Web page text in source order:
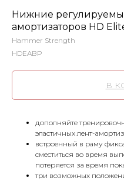
Нижние
амортизаторов HD
Hammer Strength
HDEABP
В
дополняйте
эластичных лент-
встроенный в раму
сместиться во время
потеряется за время
три возможных